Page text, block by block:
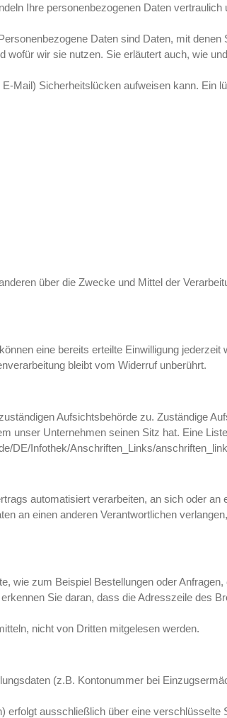
Ihre personenbezogenen Daten vertraulich
Daten sind Daten, mit denen
wir sie nutzen. Sie erläutert auch, wie
Mail) Sicherheitslücken aufweisen kann. Ein
über die Zwecke und Mittel der
eine bereits erteilte Einwilligung jederzeit
bleibt vom Widerruf unberührt.
Aufsichtsbehörde zu. Zuständige
unser Unternehmen seinen Sitz hat. Eine
DE/Infothek/Anschriften_Links/
automatisiert verarbeiten, an sich oder an
an einen anderen Verantwortlichen
wie zum Beispiel Bestellungen oder Anfragen,
Sie daran, dass die Adresszeile des
nicht von Dritten mitgelesen werden.
(z.B. Kontonummer bei
ausschließlich über eine verschlüsselte